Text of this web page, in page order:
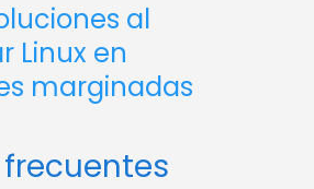
al
Linux en
marginadas